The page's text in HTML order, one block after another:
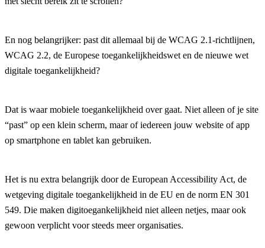
En nog belangrijker: past dit allemaal bij de WCAG 2.1-richtlijnen,
WCAG 2.2, de Europese toegankelijkheidswet en de nieuwe wet
digitale toegankelijkheid?
Dat is waar mobiele toegankelijkheid over gaat. Niet alleen of je site
“past” op een klein scherm, maar of iedereen jouw website of app
op smartphone en tablet kan gebruiken.
Het is nu extra belangrijk door de European Accessibility Act, de
wetgeving digitale toegankelijkheid in de EU en de norm EN 301
549. Die maken digitoegankelijkheid niet alleen netjes, maar ook
gewoon verplicht voor steeds meer organisaties.